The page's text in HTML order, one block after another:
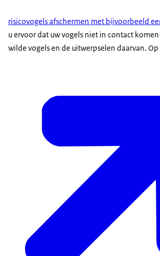
risicovogels afschermen met bijvoorbeeld
u ervoor dat uw vogels niet in contact
wilde vogels en de uitwerpselen daarvan. Op